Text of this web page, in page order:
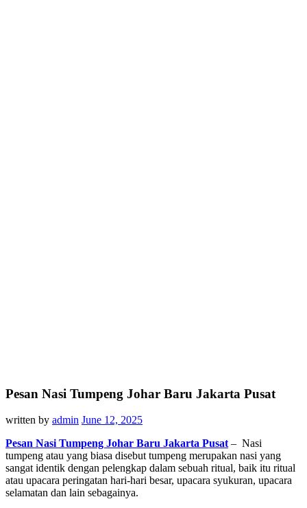
Pesan Nasi Tumpeng Johar Baru Jakarta Pusat
written by admin June 12, 2025
Pesan Nasi Tumpeng Johar Baru Jakarta Pusat– Nasi
tumpeng atau yang biasa disebut tumpeng merupakan nasi yang
sangat identik dengan pelengkap dalam sebuah ritual, baik itu ritual
atau upacara peringatan hari-hari besar, upacara syukuran, upacara
selamatan dan lain sebagainya.